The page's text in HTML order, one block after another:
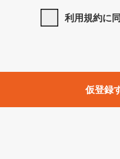
適用されるものとします。
が提供する以下のサービス
に関連して当社が実施するイ
CodeZine」「MarkeZine」「
利用規約に
仮登録